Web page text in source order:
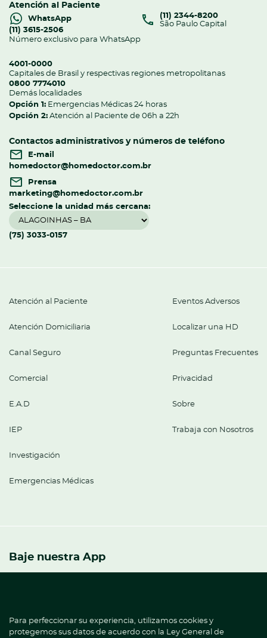
Atención al Paciente
WhatsApp
(11) 3615-2506
Número exclusivo para WhatsApp
(11) 2344-8200
São Paulo Capital
4001-0000
Capitales de Brasil y respectivas regiones metropolitanas
0800 7774010
Demás localidades
Opción 1: Emergencias Médicas 24 horas
Opción 2: Atención al Paciente de 06h a 22h
Contactos administrativos y números de teléfono
E-mail
homedoctor@homedoctor.com.br
Prensa
marketing@homedoctor.com.br
Seleccione la unidad más cercana:
(75) 3033-0157
Atención al Paciente
Atención Domiciliaria
Canal Seguro
Comercial
E.A.D
IEP
Investigación
Emergencias Médicas
Eventos Adversos
Localizar una HD
Preguntas Frecuentes
Privacidad
Sobre
Trabaja con Nosotros
Baje nuestra App
¿Ya es paciente HD?
Hable con Ana.
Para perfeccionar su experiencia, utilizamos cookies y
protegemos sus datos de acuerdo con la Ley General de